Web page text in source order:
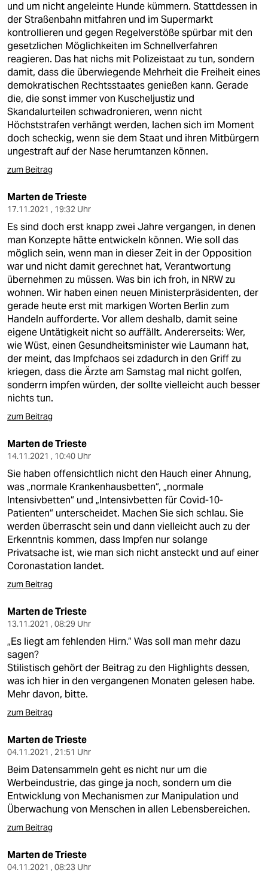
und um nicht angeleinte Hunde kümmern. Stattdessen in
der Straßenbahn mitfahren und im Supermarkt
kontrollieren und gegen Regelverstöße spürbar mit den
gesetzlichen Möglichkeiten im Schnellverfahren
reagieren. Das hat nichs mit Polizeistaat zu tun, sondern
damit, dass die überwiegende Mehrheit die Freiheit eines
demokratischen Rechtsstaates genießen kann. Gerade
die, die sonst immer von Kuscheljustiz und
Skandalurteilen schwadronieren, wenn nicht
Höchststrafen verhängt werden, lachen sich im Moment
doch scheckig, wenn sie dem Staat und ihren Mitbürgern
ungestraft auf der Nase herumtanzen können.
zum Beitrag
Marten de Trieste
17.11.2021 , 19:32 Uhr
Es sind doch erst knapp zwei Jahre vergangen, in denen
man Konzepte hätte entwickeln können. Wie soll das
möglich sein, wenn man in dieser Zeit in der Opposition
war und nicht damit gerechnet hat, Verantwortung
übernehmen zu müssen. Was bin ich froh, in NRW zu
wohnen. Wir haben einen neuen Ministerpräsidenten, der
gerade heute erst mit markigen Worten Berlin zum
Handeln aufforderte. Vor allem deshalb, damit seine
eigene Untätigkeit nicht so auffällt. Andererseits: Wer,
wie Wüst, einen Gesundheitsminister wie Laumann hat,
der meint, das Impfchaos sei zdadurch in den Griff zu
kriegen, dass die Ärzte am Samstag mal nicht golfen,
sonderrn impfen würden, der sollte vielleicht auch besser
nichts tun.
zum Beitrag
Marten de Trieste
14.11.2021 , 10:40 Uhr
Sie haben offensichtlich nicht den Hauch einer Ahnung,
was „normale Krankenhausbetten“, „normale
Intensivbetten“ und „Intensivbetten für Covid-10-
Patienten“ unterscheidet. Machen Sie sich schlau. Sie
werden überrascht sein und dann vielleicht auch zu der
Erkenntnis kommen, dass Impfen nur solange
Privatsache ist, wie man sich nicht ansteckt und auf einer
Coronastation landet.
zum Beitrag
Marten de Trieste
13.11.2021 , 08:29 Uhr
„Es liegt am fehlenden Hirn.“ Was soll man mehr dazu
sagen?
Stilistisch gehört der Beitrag zu den Highlights dessen,
was ich hier in den vergangenen Monaten gelesen habe.
Mehr davon, bitte.
zum Beitrag
Marten de Trieste
04.11.2021 , 21:51 Uhr
Beim Datensammeln geht es nicht nur um die
Werbeindustrie, das ginge ja noch, sondern um die
Entwicklung von Mechanismen zur Manipulation und
Überwachung von Menschen in allen Lebensbereichen.
zum Beitrag
Marten de Trieste
04.11.2021 , 08:23 Uhr